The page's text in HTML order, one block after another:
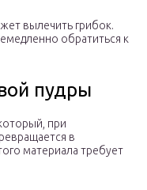
вылечить грибок.
обратиться к
пудры
при
в
материала требует